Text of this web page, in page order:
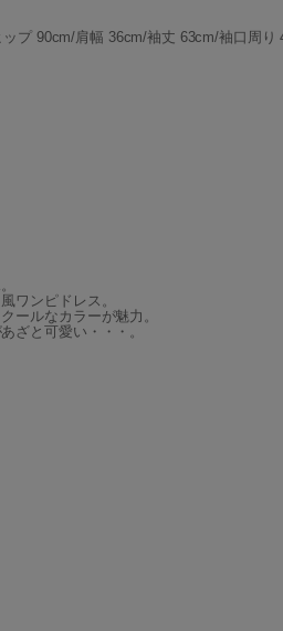
プ 90cm/肩幅 36cm/袖丈 63cm/袖口周り
ワンピドレス。
ールなカラーが魅力。
ざと可愛い・・・。